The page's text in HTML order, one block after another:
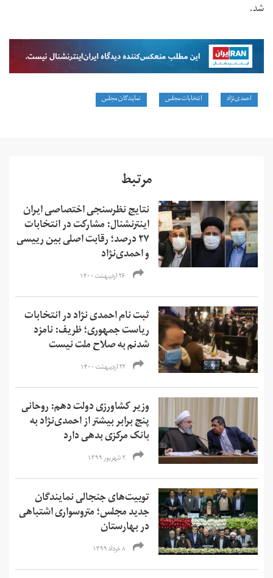
شد.
احمدی‌نژاد انتخابات مجلس نمایندگان مجلس
مرتبط
نتایج نظرسنجی اختصاصی ایران
اینترنشنال: مشارکت در انتخابات
۲۷ درصد؛ رقابت اصلی بین رییسی‌
و احمدی‌نژاد
۲۶ اردیبهشت ۱۴۰۰
ثبت نام احمدی نژاد در انتخابات
ریاست جمهوری؛ ظریف: نامزد
شدنم به صلاح ملت نیست
۲۲ اردیبهشت ۱۴۰۰
وزیر کشاورزی دولت دهم: روحانی
پنج برابر بیشتر از احمدی‌نژاد به
بانک مرکزی بدهی دارد
۲ شهریور ۱۳۹۹
توییت‌های جنجالی نمایندگان
جدید مجلس؛ متروسواری اشتباهی
در بهارستان
۸ خرداد ۱۳۹۹